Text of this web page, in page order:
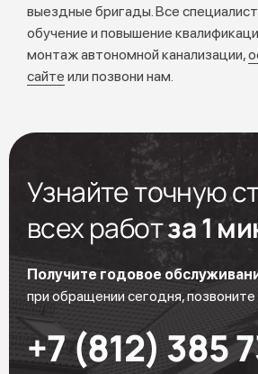
выездные бригады. Все
обучение и повышение
монтаж автономной канализации,
сайте или позвони нам.
Узнайте точную
всех работза 1
Получите годовое
при обращении сегодня,
+7 (812) 385